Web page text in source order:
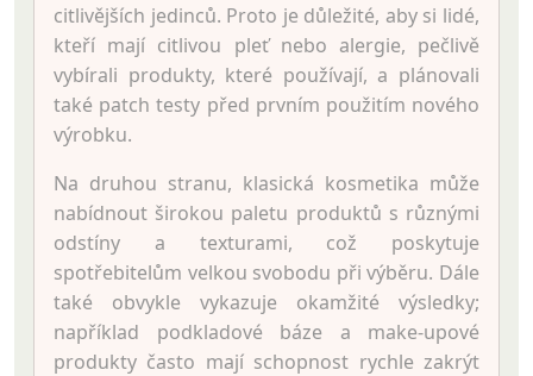
citlivějších jedinců. Proto je důležité, aby si lidé,
kteří mají citlivou pleť nebo alergie, pečlivě
vybírali produkty, které používají, a plánovali
také patch testy před prvním použitím nového
výrobku.
Na druhou stranu, klasická kosmetika může
nabídnout širokou paletu produktů s různými
odstíny a texturami, což poskytuje
spotřebitelům velkou svobodu při výběru. Dále
také obvykle vykazuje okamžité výsledky;
například podkladové báze a make-upové
produkty často mají schopnost rychle zakrýt